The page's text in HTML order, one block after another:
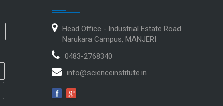
Head Office - Industrial Estate Road
Narukara Campus, MANJERI
0483-2768340
info@scienceinstitute.in